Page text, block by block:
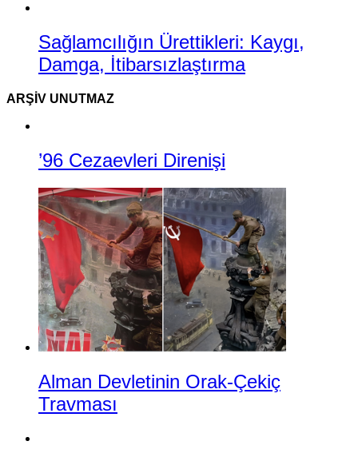
Sağlamcılığın Ürettikleri: Kaygı,
Damga, İtibarsızlaştırma
ARŞIV UNUTMAZ
’96 Cezaevleri Direnişi
Alman Devletinin Orak-Çekiç
Travması